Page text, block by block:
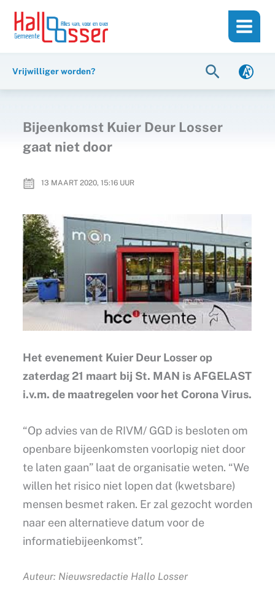
inhoud
naar
Vrijwilliger worden? Zoeken
Bijeenkomst Kuier Deur Losser
gaat niet door
13 MAART 2020, 15:16UUR
Het evenement Kuier Deur Losser op
zaterdag 21 maart bij St. MAN is AFGELAST
i.v.m. de maatregelen voor het Corona Virus.
“Op advies van de RIVM/ GGD is besloten om
openbare bijeenkomsten voorlopig niet door
te laten gaan” laat de organisatie weten. “We
willen het risico niet lopen dat (kwetsbare)
mensen besmet raken. Er zal gezocht worden
naar een alternatieve datum voor de
informatiebijeenkomst”.
Auteur: Nieuwsredactie Hallo Losser